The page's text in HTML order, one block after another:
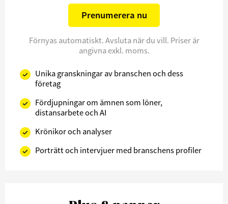
Prenumerera nu
Förnyas automatiskt. Avsluta när du vill. Priser är
angivna exkl. moms.
Unika granskningar av branschen och dess
företag
Fördjupningar om ämnen som löner,
distansarbete och AI
Krönikor och analyser
Porträtt och intervjuer med branschens profiler